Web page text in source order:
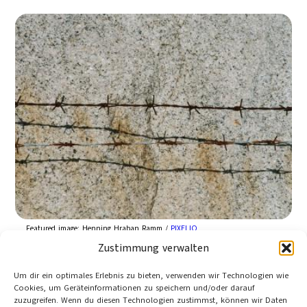
Zustimmung verwalten
Um dir ein optimales Erlebnis zu bieten, verwenden wir Technologien wie
Cookies, um Geräteinformationen zu speichern und/oder darauf
zuzugreifen. Wenn du diesen Technologien zustimmst, können wir Daten
Featured image: Henning Hraban Ramm / PIXELIO
Drei Offizieren droht eine Anzeige wegen
Gefangene foltern. Mit Methoden, die sie in der